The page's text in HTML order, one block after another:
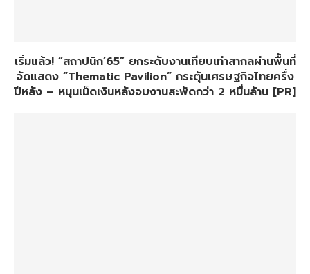
เริ่มแล้ว! “สถาปนิก’65” ยกระดับงานเทียบเท่าสากลผ่านพื้นที่
จัดแสดง “Thematic Pavilion” กระตุ้นเศรษฐกิจไทยครึ่ง
ปีหลัง – หนุนเม็ดเงินหลังจบงานสะพัดกว่า 2 หมื่นล้าน [PR]